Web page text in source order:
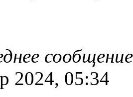
2024, 05:34